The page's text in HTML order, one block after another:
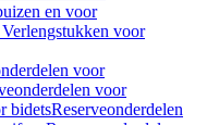
en voor
voor
voor
voor
bidetsReserveonderdelen